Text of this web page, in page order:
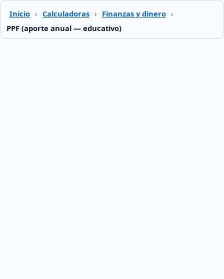
Inicio › Calculadoras › Finanzas y dinero ›
PPF (aporte anual — educativo)